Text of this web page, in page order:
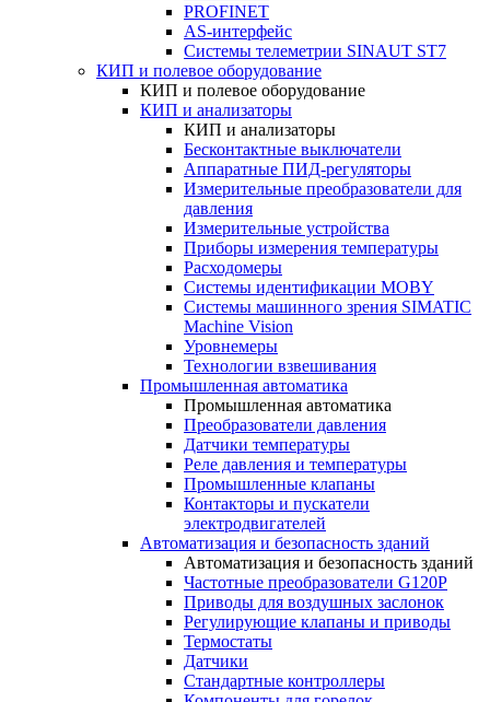
PROFINET
AS-интерфейс
Системы телеметрии SINAUT ST7
КИП и полевое оборудование
КИП и полевое оборудование
КИП и анализаторы
КИП и анализаторы
Бесконтактные выключатели
Аппаратные ПИД-регуляторы
Измерительные преобразователи для
давления
Измерительные устройства
Приборы измерения температуры
Расходомеры
Системы идентификации MOBY
Системы машинного зрения SIMATIC
Machine Vision
Уровнемеры
Технологии взвешивания
Промышленная автоматика
Промышленная автоматика
Преобразователи давления
Датчики температуры
Реле давления и температуры
Промышленные клапаны
Контакторы и пускатели
электродвигателей
Автоматизация и безопасность зданий
Автоматизация и безопасность зданий
Частотные преобразователи G120P
Приводы для воздушных заслонок
Регулирующие клапаны и приводы
Термостаты
Датчики
Стандартные контроллеры